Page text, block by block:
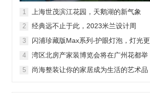
租的短常皆宜30年随心住
1 上海世茂滨江花园，天鹅湖的新气象
2
经典远不止于此，2023米兰设计周
3
闪浦珍藏版Max系列-护眼灯泡，灯光更
4
湾区北房产家装博览会将在广州花都举
5 尚海整装让你的家居成为生活的艺术品